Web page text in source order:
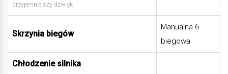
przyjemniejszy dzwięk
Skrzynia biegów
Manualna 6
biegowa
Chłodzenie silnika